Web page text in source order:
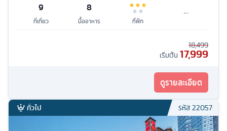
9
ที่เที่ยว
8
มื้ออาหาร ที่พัก
18,499
เริ่มต้น 17,999
ดูรายละเอียด
ทั่วไป รหัส22057